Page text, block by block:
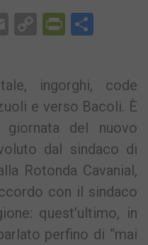
EmailCopy
ingorghi, code
e verso Bacoli. È
del nuovo
dal sindaco di
Rotonda Cavanial,
con il sindaco
quest’ultimo, in
perfino di “mai